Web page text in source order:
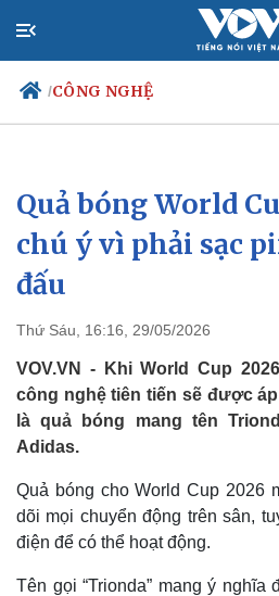
/CÔNG NGHỆ
Chính trị
Đảng
Tổ chức nhân sự
Quốc hội
Xã
Quả bóng World
chú ý vì phải sạc
đấu
Thứ Sáu, 16:16, 29/05/2026
VOV.VN - Khi World Cup
công nghệ tiên tiến sẽ được
là quả bóng mang tên
Adidas.
Quả bóng cho World Cup 2026
dõi mọi chuyển động trên sân,
điện để có thể hoạt động.
Tên gọi “Trionda” mang ý nghĩa